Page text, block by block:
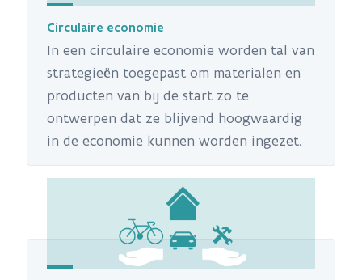
Circulaire economie
In een circulaire economie worden tal van
strategieën toegepast om materialen en
producten van bij de start zo te
ontwerpen dat ze blijvend hoogwaardig
in de economie kunnen worden ingezet.